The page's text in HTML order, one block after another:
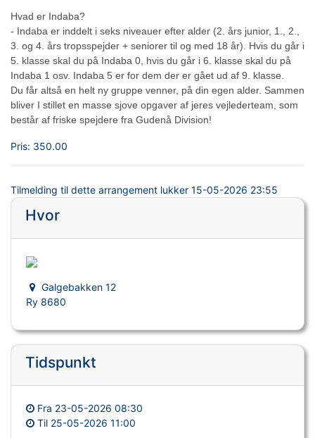
Hvad er Indaba?
- Indaba er inddelt i seks niveauer efter alder (2. års junior, 1., 2.,
3. og 4. års tropsspejder + seniorer til og med 18 år). Hvis du går i
5. klasse skal du på Indaba 0, hvis du går i 6. klasse skal du på
Indaba 1 osv. Indaba 5 er for dem der er gået ud af 9. klasse.
Du får altså en helt ny gruppe venner, på din egen alder. Sammen
bliver I stillet en masse sjove opgaver af jeres vejlederteam, som
består af friske spejdere fra Gudenå Division!
Pris: 350.00
Tilmelding til dette arrangement lukker 15-05-2026 23:55
Hvor
Galgebakken 12
Ry 8680
Tidspunkt
Fra 23-05-2026 08:30
Til 25-05-2026 11:00